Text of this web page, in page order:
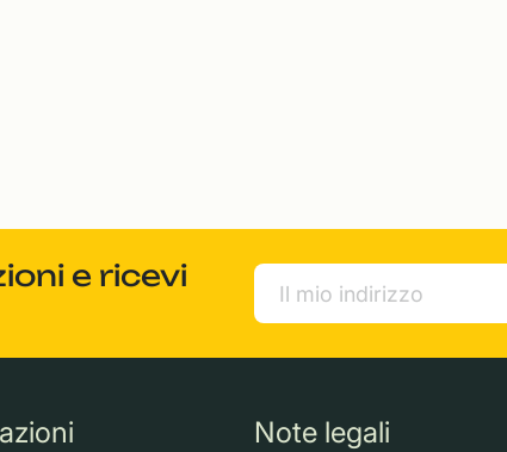
e ricevi
Note legali